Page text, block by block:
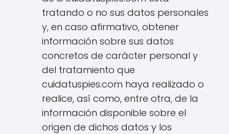
tratando o no sus datos personales
y, en caso afirmativo, obtener
información sobre sus datos
concretos de carácter personal y
del tratamiento que
cuidatuspies.com haya realizado o
realice, así como, entre otra, de la
información disponible sobre el
origen de dichos datos y los